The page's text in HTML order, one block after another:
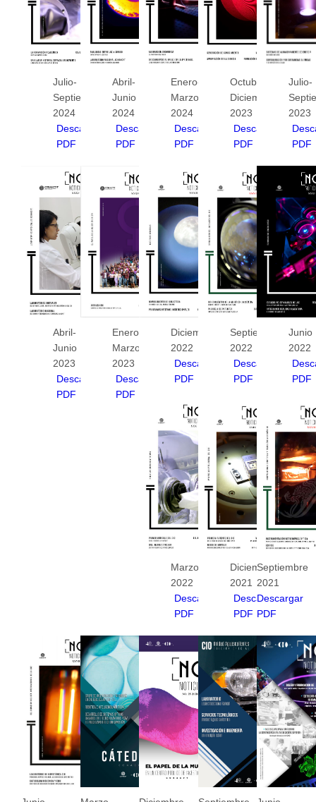
Julio-
Septiembre
2024
Descargar
PDF
Abril-
Junio
2024
Descargar
PDF
Enero-
Marzo
2024
Descargar
PDF
Octubre-
Diciembre
2023
Descargar
PDF
Julio-
2023
PDF
Abril-
Junio
2023
Descargar
PDF
Enero-
Marzo
2023
Descargar
PDF
Diciembre
2022
Descargar
PDF
Septiembre
2022
Descargar
PDF
Junio
2022
PDF
Marzo
2022
Descargar
PDF
Diciembre
2021
Descargar
PDF
Septiembre
2021
Descargar
PDF